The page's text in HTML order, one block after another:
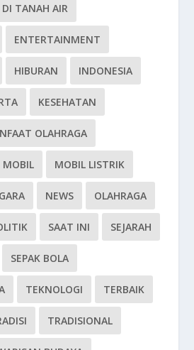
DI TANAH AIR
ENTERTAINMENT
HIBURAN INDONESIA
KESEHATAN
OLAHRAGA
MOBIL MOBIL LISTRIK
NEWS OLAHRAGA
SAAT INI SEJARAH
SEPAK BOLA
TEKNOLOGI TERBAIK
TRADISIONAL